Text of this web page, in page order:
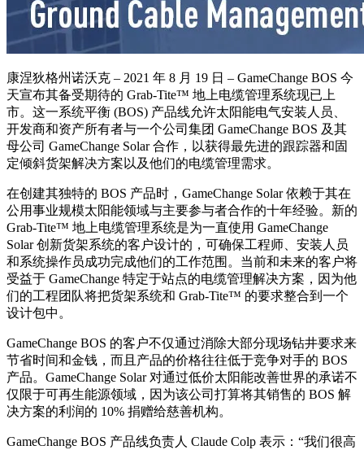
康涅狄格州诺沃克 – 2021 年 8 月 19 日 – GameChange BOS 今
天宣布其备受期待的 Grab-Tite™ 地上电缆管理系统现已上
市。这一系统平衡 (BOS) 产品线允许太阳能电气安装人员、
开发商和资产所有者与一个公司集团 GameChange BOS 及其
母公司 GameChange Solar 合作，以获得最先进的跟踪器和固
定倾斜货架解决方案以及他们的电缆管理需求。
在创建其独特的 BOS 产品时，GameChange Solar 依赖于其在
公用事业规模太阳能领域与主要参与者合作的十年经验。新的
Grab-Tite™ 地上电缆管理系统是为一直使用 GameChange
Solar 创新货架系统的客户设计的，可确保工程师、安装人员
和系统操作员成功完成他们的工作范围。当前和未来的客户将
受益于 GameChange 特定于站点的电缆管理解决方案，因为他
们的工程团队将把货架系统和 Grab-Tite™ 的要求整合到一个
设计包中。
GameChange BOS 的客户不仅通过消除大部分现场钻井要求来
节省时间和金钱，而且产品的价格往往低于竞争对手的 BOS
产品。GameChange Solar 对通过低价太阳能改善世界的承诺不
仅限于可再生能源领域，因为该公司打算将其销售的 BOS 解
决方案的利润的 10% 捐赠给慈善机构。
GameChange BOS 产品线负责人 Claude Colp 表示：“我们很高